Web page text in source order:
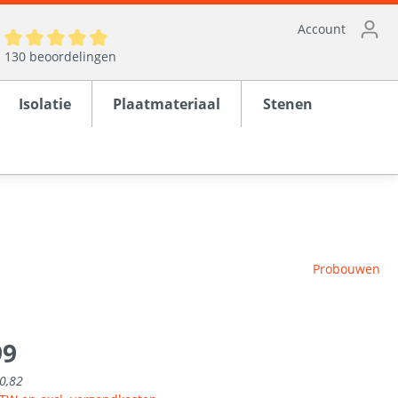
130 beoordelingen
Account
Isolatie Plaatmateriaal Stenen
Probouwen